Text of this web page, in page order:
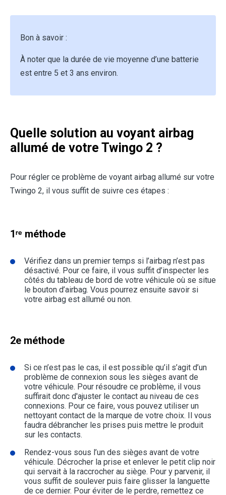
Bon à savoir :
À noter que la durée de vie moyenne d’une batterie
est entre 5 et 3 ans environ.
Quelle solution au voyant airbag
allumé de votre Twingo 2 ?
Pour régler ce problème de voyant airbag allumé sur votre
Twingo 2, il vous suffit de suivre ces étapes :
1ʳᵉ méthode
Vérifiez dans un premier temps si l’airbag n’est pas
désactivé. Pour ce faire, il vous suffit d’inspecter les
côtés du tableau de bord de votre véhicule où se situe
le bouton d’airbag. Vous pourrez ensuite savoir si
votre airbag est allumé ou non.
2e méthode
Si ce n’est pas le cas, il est possible qu’il s’agit d’un
problème de connexion sous les sièges avant de
votre véhicule. Pour résoudre ce problème, il vous
suffirait donc d'ajuster le contact au niveau de ces
connexions. Pour ce faire, vous pouvez utiliser un
nettoyant contact de la marque de votre choix. Il vous
faudra débrancher les prises puis mettre le produit
sur les contacts.
Rendez-vous sous l’un des sièges avant de votre
véhicule. Décrocher la prise et enlever le petit clip noir
qui servait à la raccrocher au siège. Pour y parvenir, il
vous suffit de soulever puis faire glisser la languette
de ce dernier. Pour éviter de le perdre, remettez ce